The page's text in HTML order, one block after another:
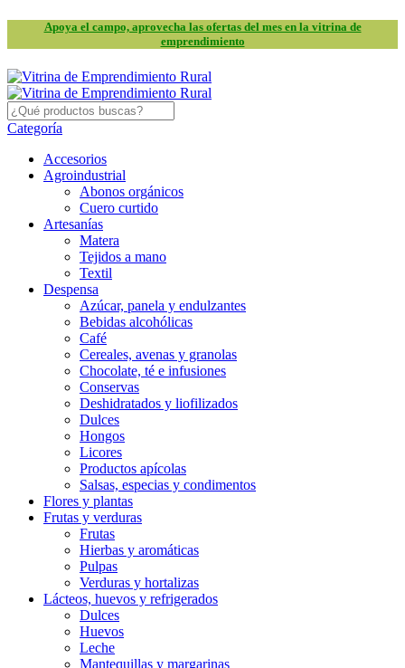
Apoya el campo, aprovecha las ofertas del mes en la vitrina de
emprendimiento
Categoría
Accesorios
Agroindustrial
Abonos orgánicos
Cuero curtido
Artesanías
Matera
Tejidos a mano
Textil
Despensa
Azúcar, panela y endulzantes
Bebidas alcohólicas
Café
Cereales, avenas y granolas
Chocolate, té e infusiones
Conservas
Deshidratados y liofilizados
Dulces
Hongos
Licores
Productos apícolas
Salsas, especias y condimentos
Flores y plantas
Frutas y verduras
Frutas
Hierbas y aromáticas
Pulpas
Verduras y hortalizas
Lácteos, huevos y refrigerados
Dulces
Huevos
Leche
Mantequillas y margarinas